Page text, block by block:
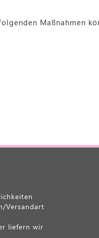
Maßnahmen
Versandart
liefern wir